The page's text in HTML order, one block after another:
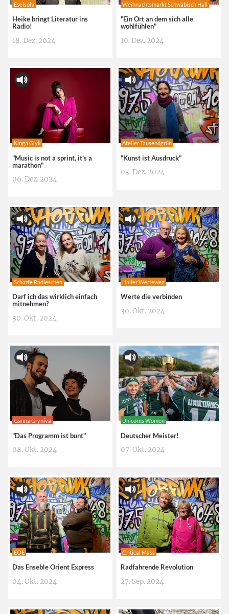
Eselsohr
Heike bringt Literatur ins
Radio!
18. Dez. 2024
Weihnachtsmarkt Schwäbisch Hall
"Ein Ort an dem sich alle
wohlfühlen"
10. Dez. 2024
Kinga Glyk
"Music is not a sprint, it's a
marathon"
06. Dez. 2024
Atelier Tausendgrün
"Kunst ist Ausdruck"
03. Dez. 2024
Scharfe Radieschen
Darf ich das wirklich einfach
mitnehmen?
30. Okt. 2024
Haller Werteweg
Werte die verbinden
30. Okt. 2024
Ganna Gryniva
"Das Programm ist bunt"
08. Okt. 2024
Unicorns Women
Deutscher Meister!
07. Okt. 2024
EOE
Das Enseble Orient Express
04. Okt. 2024
Critical Mass
Radfahrende Revolution
27. Sep. 2024